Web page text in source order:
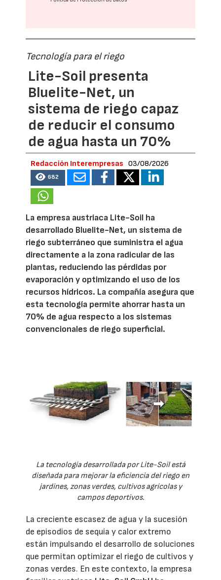
Tecnología para el riego
Lite-Soil presenta
Bluelite-Net, un
sistema de riego capaz
de reducir el consumo
de agua hasta un 70%
Redacción Interempresas 03/08/2026
682
La empresa austriaca Lite-Soil ha
desarrollado Bluelite-Net, un sistema de
riego subterráneo que suministra el agua
directamente a la zona radicular de las
plantas, reduciendo las pérdidas por
evaporación y optimizando el uso de los
recursos hídricos. La compañía asegura que
esta tecnología permite ahorrar hasta un
70% de agua respecto a los sistemas
convencionales de riego superficial.
La tecnología desarrollada por Lite-Soil está
diseñada para mejorar la eficiencia del riego en
jardines, zonas verdes, cultivos agrícolas y
campos deportivos.
La creciente escasez de agua y la sucesión
de episodios de sequía y calor extremo
están impulsando el desarrollo de soluciones
que permitan optimizar el riego de cultivos y
zonas verdes. En este contexto, la empresa